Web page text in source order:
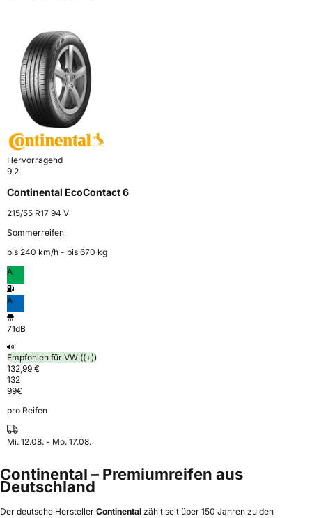
Hervorragend
9,2
Continental EcoContact 6
215/55 R17 94 V
Sommerreifen
bis 240 km⁠/⁠h - bis 670 kg
A
A
71dB
Empfohlen für VW ((+))
132,99 €
132
99€
pro Reifen
Mi. 12.08. - Mo. 17.08.
Continental – Premiumreifen aus
Deutschland
Der deutsche Hersteller Continental zählt seit über 150 Jahren zu den